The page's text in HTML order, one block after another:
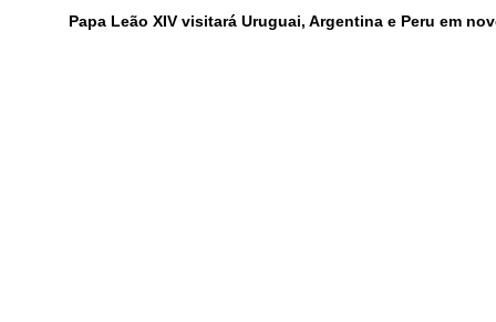
Papa Leão XIV visitará Uruguai, Argentina e Peru em